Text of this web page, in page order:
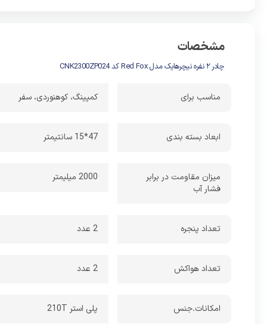
جریان
مشخصات
چادر ۲ نفره نیچرهایک مدل Red Fox کد CNK2300ZP024
مناسب برای کمپینگ، کوهنوردی، سفر
ابعاد بسته بندی 47*15 سانتیمتر
میزان مقاومت در برابر
فشار آب
2000 میلیمتر
تعداد پنجره 2 عدد
تعداد هواکش 2 عدد
امکانات.جنس پلی استر 210T